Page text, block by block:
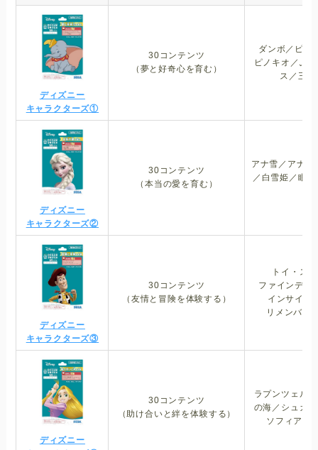
子育てする家づくり
子育てを楽にする
ディズニー
キャラクターズ①
30コンテンツ
（夢と好奇心を育む）
ダンボ／ピー
ピノキオ／ふ
ス／三
ディズニー
キャラクターズ②
30コンテンツ
（本当の愛を育む）
アナ雪／アナ
／白雪姫／眠
ディズニー
キャラクターズ③
30コンテンツ
（友情と冒険を体験する）
トイ・ス
ファインディ
インサイド
リメンバー
ディズニー
30コンテンツ
（助け合いと絆を体験する）
ラプンツェル
の海／シュガ
ソフィアシ